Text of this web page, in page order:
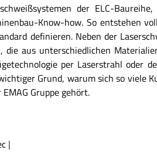
der ELC-
Know-how. So entstehen
definieren. Neben der
die aus unterschiedlichen
per Laserstrahl oder
Grund, warum sich so viele
Gruppe gehört.
|